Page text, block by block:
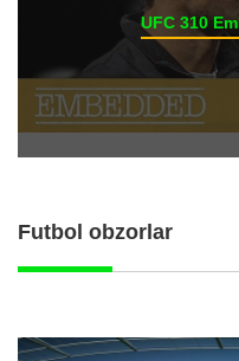
UFC 310
Futbol obzorlar